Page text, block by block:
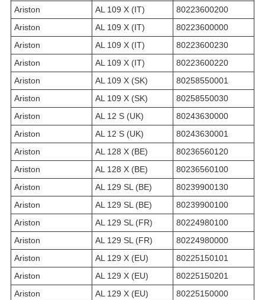
Ariston AL 109 X (IT)
80223600200
Ariston
AL 109 X (IT)
80223600000
Ariston
AL 109 X (IT)
80223600230
Ariston
AL 109 X (IT)
80223600220
Ariston
AL 109 X (SK)
80258550001
Ariston
AL 109 X (SK)
80258550030
Ariston
AL 12 S (UK)
80243630000
Ariston
AL 12 S (UK)
80243630001
Ariston
AL 128 X (BE)
80236560120
Ariston
AL 128 X (BE)
80236560100
Ariston
AL 129 SL (BE)
80239900130
Ariston
AL 129 SL (BE)
80239900100
Ariston
AL 129 SL (FR)
80224980100
Ariston
AL 129 SL (FR)
80224980000
Ariston
AL 129 X (EU)
80225150101
Ariston
AL 129 X (EU)
80225150201
Ariston
AL 129 X (EU)
80225150000